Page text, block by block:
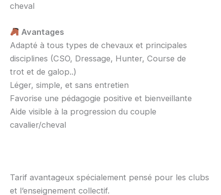
cheval
Avantages
Adapté à tous types de chevaux et principales
disciplines (CSO, Dressage, Hunter, Course de
trot et de galop..)
Léger, simple, et sans entretien
Favorise une pédagogie positive et bienveillante
Aide visible à la progression du couple
cavalier/cheval
Tarif avantageux spécialement pensé pour les clubs
et l’enseignement collectif.